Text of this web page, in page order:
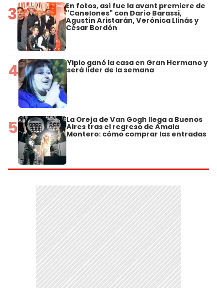
3 En fotos, así fue la avant premiere de
"Canelones" con Darío Barassi,
Agustín Aristarán, Verónica Llinás y
César Bordón
4 Yipio ganó la casa en Gran Hermano y
será líder de la semana
5 La Oreja de Van Gogh llega a Buenos
Aires tras el regreso de Amaia
Montero: cómo comprar las entradas